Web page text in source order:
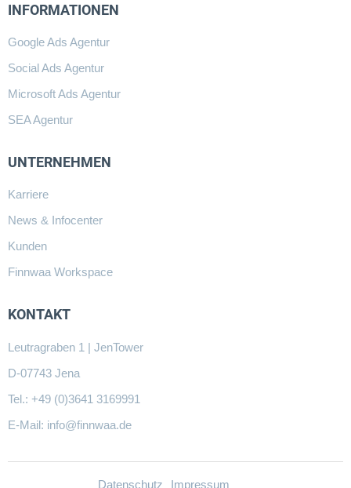
INFORMATIONEN
Google Ads Agentur
Social Ads Agentur
Microsoft Ads Agentur
SEA Agentur
UNTERNEHMEN
Karriere
News & Infocenter
Kunden
Finnwaa Workspace
KONTAKT
Leutragraben 1 | JenTower
D-07743 Jena
Tel.: +49 (0)3641 3169991
E-Mail: info@finnwaa.de
Datenschutz Impressum